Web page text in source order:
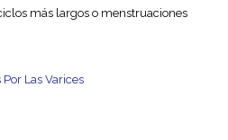
más largos o menstruaciones
Las Varices